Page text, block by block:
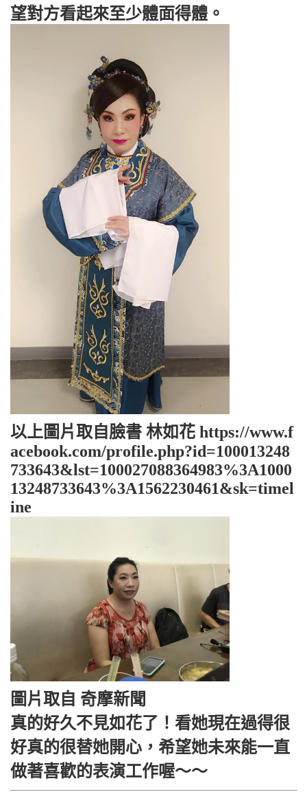
望對方看起來至少體面得體。
以上圖片取自臉書 林如花 https://www.f
acebook.com/profile.php?id=100013248
733643&lst=100027088364983%3A1000
13248733643%3A1562230461&sk=timel
ine
圖片取自 奇摩新聞
真的好久不見如花了！看她現在過得很
好真的很替她開心，希望她未來能一直
做著喜歡的表演工作喔～～